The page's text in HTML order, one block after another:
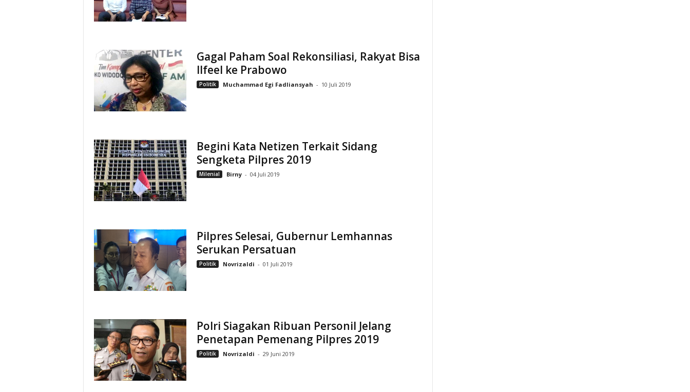
Gagal Paham Soal Rekonsiliasi, Rakyat Bisa
Ilfeel ke Prabowo
Politik Muchammad Egi Fadliansyah - 10 Juli 2019
Begini Kata Netizen Terkait Sidang
Sengketa Pilpres 2019
Milenial Birny - 04 Juli 2019
Pilpres Selesai, Gubernur Lemhannas
Serukan Persatuan
Politik Novrizaldi - 01 Juli 2019
Polri Siagakan Ribuan Personil Jelang
Penetapan Pemenang Pilpres 2019
Politik Novrizaldi - 29 Juni 2019